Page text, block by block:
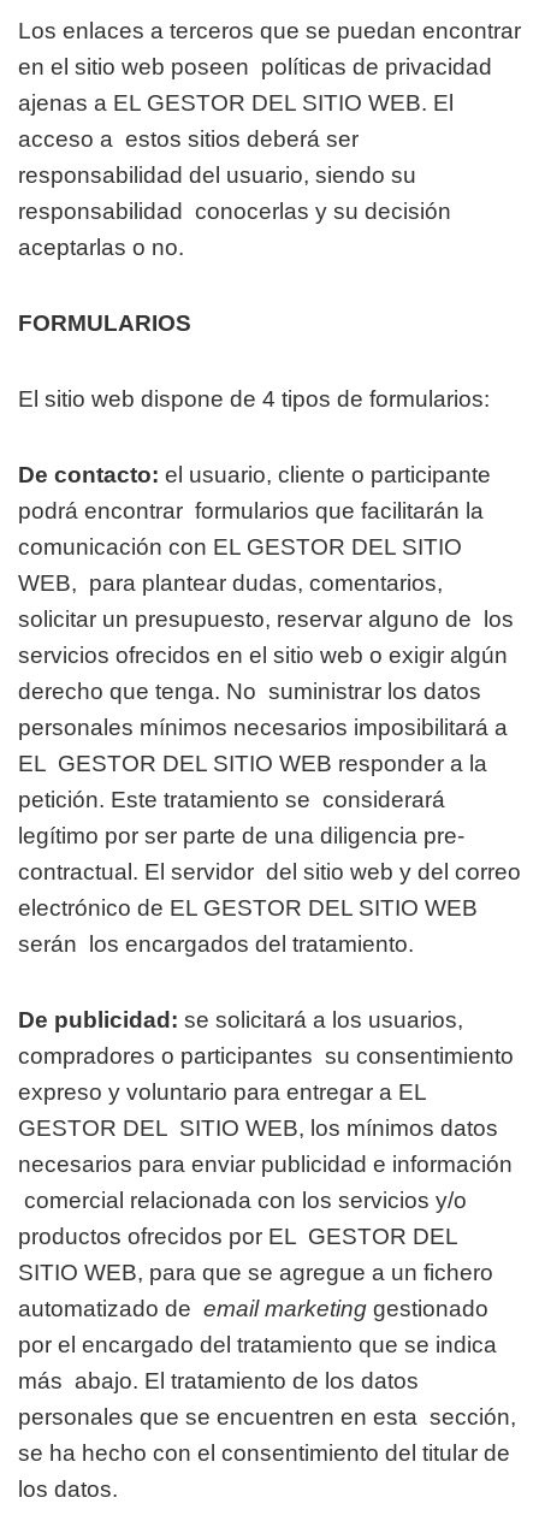
Los enlaces a terceros que se puedan encontrar
en el sitio web poseen políticas de privacidad
ajenas a EL GESTOR DEL SITIO WEB. El
acceso a estos sitios deberá ser
responsabilidad del usuario, siendo su
responsabilidad conocerlas y su decisión
aceptarlas o no.
FORMULARIOS
El sitio web dispone de 4 tipos de formularios:
De contacto: el usuario, cliente o participante
podrá encontrar formularios que facilitarán la
comunicación con EL GESTOR DEL SITIO
WEB, para plantear dudas, comentarios,
solicitar un presupuesto, reservar alguno de los
servicios ofrecidos en el sitio web o exigir algún
derecho que tenga. No suministrar los datos
personales mínimos necesarios imposibilitará a
EL GESTOR DEL SITIO WEB responder a la
petición. Este tratamiento se considerará
legítimo por ser parte de una diligencia pre-
contractual. El servidor del sitio web y del correo
electrónico de EL GESTOR DEL SITIO WEB
serán los encargados del tratamiento.
De publicidad: se solicitará a los usuarios,
compradores o participantes su consentimiento
expreso y voluntario para entregar a EL
GESTOR DEL SITIO WEB, los mínimos datos
necesarios para enviar publicidad e información
comercial relacionada con los servicios y/o
productos ofrecidos por EL GESTOR DEL
SITIO WEB, para que se agregue a un fichero
automatizado de email marketing gestionado
por el encargado del tratamiento que se indica
más abajo. El tratamiento de los datos
personales que se encuentren en esta sección,
se ha hecho con el consentimiento del titular de
los datos.